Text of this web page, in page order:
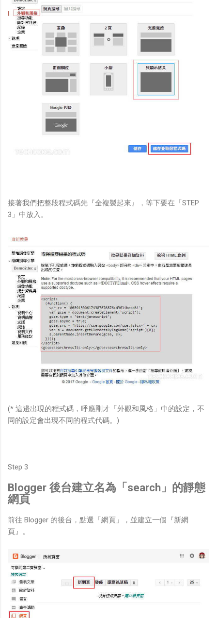
接著我們把整段程式碼先『全複製起來』，等下要在「STEP
3」中放入。
(* 這邊出現的程式碼，呼應剛才「外觀和風格」中的設定，不
同的設定會出現不同的程式代碼。)
Step 3
Blogger 後台建立名為「search」的靜態
網頁
前往 Blogger 的後台，點選「網頁」，並建立一個『新網
頁』。